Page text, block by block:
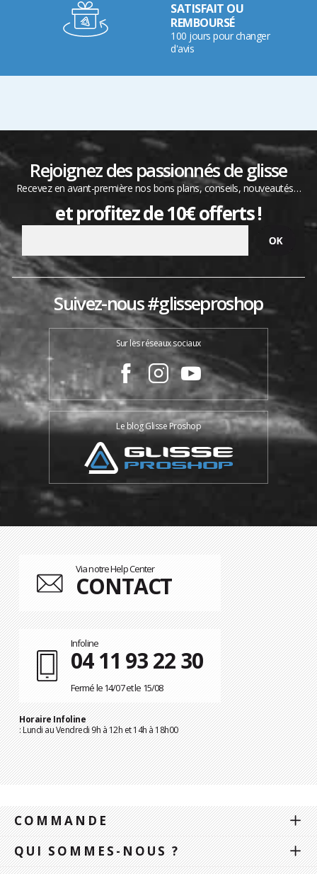
SATISFAIT OU
REMBOURSÉ
100 jours pour changer
d'avis
Rejoignez des passionnés de glisse
Recevez en avant-première nos bons plans, conseils, nouveautés…
et profitez de 10€ offerts !
Suivez-nous #glisseproshop
Sur les réseaux sociaux
Le blog Glisse Proshop
Via notre Help Center
CONTACT
Infoline
04 11 93 22 30
Fermé le 14/07 et le 15/08
Horaire Infoline
: Lundi au Vendredi 9h à 12h et 14h à 18h00
COMMANDE
QUI SOMMES-NOUS ?